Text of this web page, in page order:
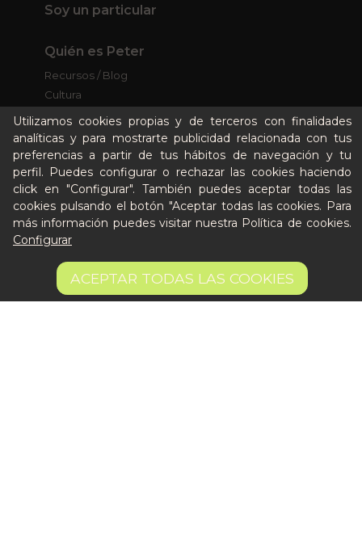
42,50 € AÑADIR A LA CESTA
Utilizamos cookies propias y de terceros con finalidades
analíticas y para mostrarte publicidad relacionada con tus
preferencias a partir de tus hábitos de navegación y tu
perfil. Puedes configurar o rechazar las cookies haciendo
click en "Configurar". También puedes aceptar todas las
cookies pulsando el botón "Aceptar todas las cookies. Para
más información puedes visitar nuestra Política de cookies.
Configurar
ACEPTAR TODAS LAS COOKIES
Soy un particular
Quién es Peter
Recursos / Blog
Cultura
Llámanos al 644 52 51 02
Escríbenos al Whatsapp
Escríbenos al correo
De lunes a viernes de 8:30 a 14:00
Quiero ser partner de Peter